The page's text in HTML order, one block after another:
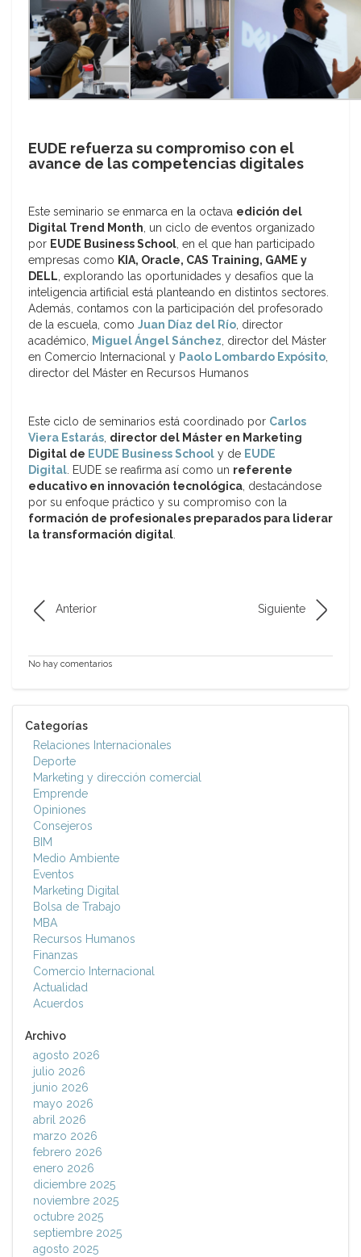
EUDE refuerza su compromiso con el
avance de las competencias digitales
Este seminario se enmarca en la octava edición del
Digital Trend Month, un ciclo de eventos organizado
por EUDE Business School, en el que han participado
empresas como KIA, Oracle, CAS Training, GAME y
DELL, explorando las oportunidades y desafíos que la
inteligencia artificial está planteando en distintos sectores.
Además, contamos con la participación del profesorado
de la escuela, como Juan Díaz del Río, director
académico, Miguel Ángel Sánchez, director del Máster
en Comercio Internacional y Paolo Lombardo Expósito,
director del Máster en Recursos Humanos
Este ciclo de seminarios está coordinado por Carlos
Viera Estarás, director del Máster en Marketing
Digital de EUDE Business School y de EUDE
Digital. EUDE se reafirma así como un referente
educativo en innovación tecnológica, destacándose
por su enfoque práctico y su compromiso con la
formación de profesionales preparados para liderar
la transformación digital.
Anterior Siguiente
No hay comentarios
Categorías
Relaciones Internacionales
Deporte
Marketing y dirección comercial
Emprende
Opiniones
Consejeros
BIM
Medio Ambiente
Eventos
Marketing Digital
Bolsa de Trabajo
MBA
Recursos Humanos
Finanzas
Comercio Internacional
Actualidad
Acuerdos
Archivo
agosto 2026
julio 2026
junio 2026
mayo 2026
abril 2026
marzo 2026
febrero 2026
enero 2026
diciembre 2025
noviembre 2025
octubre 2025
septiembre 2025
agosto 2025